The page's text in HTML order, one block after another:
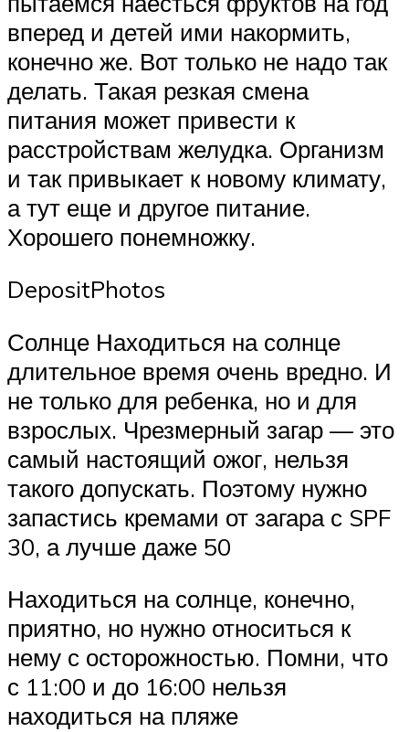
вперед и детей ими накормить,
конечно же. Вот только не надо так
делать. Такая резкая смена
питания может привести к
расстройствам желудка. Организм
и так привыкает к новому климату,
а тут еще и другое питание.
Хорошего понемножку.
DepositPhotos
Солнце Находиться на солнце
длительное время очень вредно. И
не только для ребенка, но и для
взрослых. Чрезмерный загар — это
самый настоящий ожог, нельзя
такого допускать. Поэтому нужно
запастись кремами от загара с SPF
30, а лучше даже 50
Находиться на солнце, конечно,
приятно, но нужно относиться к
нему с осторожностью. Помни, что
с 11:00 и до 16:00 нельзя
находиться на пляже